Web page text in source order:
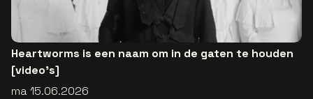
Heartworms is een naam om in de gaten te houden
[video's]
ma 15.06.2026